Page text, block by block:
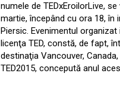
numele de TEDxEroilorLive,
martie, începând cu ora 18, în
Piersic. Evenimentul organizat
licenţa TED, constă, de fapt,
destinaţia Vancouver,
TED2015, concepută anul